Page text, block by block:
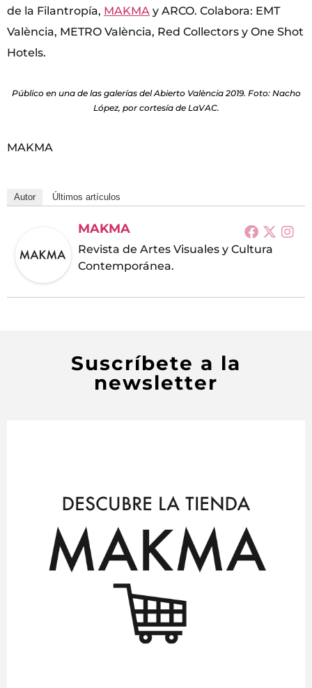
de la Filantropía, MAKMA y ARCO. Colabora: EMT
València, METRO València, Red Collectors y One Shot
Hotels.
Público en una de las galerías del Abierto València 2019. Foto: Nacho
López, por cortesía de LaVAC.
MAKMA
Autor Últimos artículos
MAKMA
Revista de Artes Visuales y Cultura
Contemporánea.
Suscríbete a la
newsletter